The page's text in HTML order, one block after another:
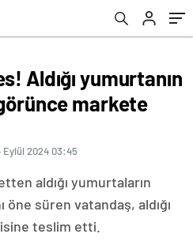
Aldığı yumurtanın
markete
Eylül 2024 03:45
aldığı yumurtaların
öne süren vatandaş, aldığı
teslim etti.